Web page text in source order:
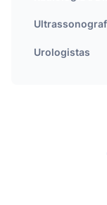
Urologistas